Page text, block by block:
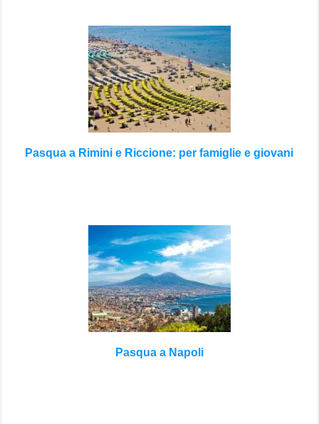
Pasqua a Rimini e Riccione: per famiglie e giovani
Pasqua a Napoli